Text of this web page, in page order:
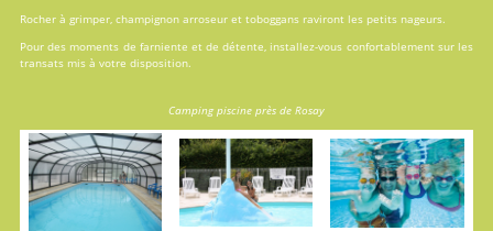
Rocher à grimper, champignon arroseur et toboggans raviront les petits nageurs.
Pour des moments de farniente et de détente, installez-vous confortablement sur les
transats mis à votre disposition.
Camping piscine près de Rosay